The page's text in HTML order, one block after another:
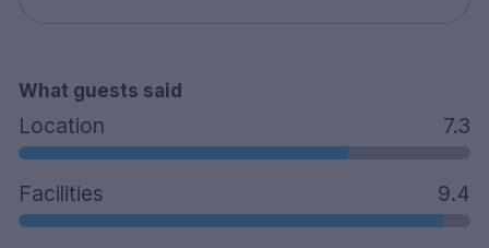
SPA (kun inkludert i spa-pakken. Alle
spapakker har 15-års aldersgrense. I
sommermånedene og på utvalgte dager i
08.00–14.00. Kontakt hotellet direkte for
informasjon om barn på spaet.)
What guests said
Location 7.3
Facilities 9.4